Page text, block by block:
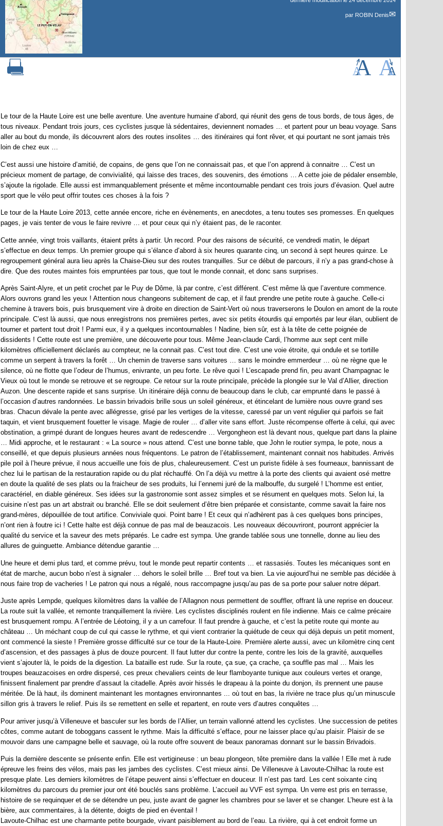
par ROBIN Denis
Le tour de la Haute Loire est une belle aventure. Une aventure humaine d’abord, qui réunit des gens de tous bords, de tous âges, de
tous niveaux. Pendant trois jours, ces cyclistes jusque là sédentaires, deviennent nomades … et partent pour un beau voyage. Sans
aller au bout du monde, ils découvrent alors des routes insolites … des itinéraires qui font rêver, et qui pourtant ne sont jamais très
loin de chez eux …
C’est aussi une histoire d’amitié, de copains, de gens que l’on ne connaissait pas, et que l’on apprend à connaitre … C’est un
précieux moment de partage, de convivialité, qui laisse des traces, des souvenirs, des émotions … A cette joie de pédaler ensemble,
s’ajoute la rigolade. Elle aussi est immanquablement présente et même incontournable pendant ces trois jours d’évasion. Quel autre
sport que le vélo peut offrir toutes ces choses à la fois ?
Le tour de la Haute Loire 2013, cette année encore, riche en évènements, en anecdotes, a tenu toutes ses promesses. En quelques
pages, je vais tenter de vous le faire revivre … et pour ceux qui n’y étaient pas, de le raconter.
Cette année, vingt trois vaillants, étaient prêts à partir. Un record. Pour des raisons de sécurité, ce vendredi matin, le départ
s’effectue en deux temps. Un premier groupe qui s’élance d’abord à six heures quarante cinq, un second à sept heures quinze. Le
regroupement général aura lieu après la Chaise-Dieu sur des routes tranquilles. Sur ce début de parcours, il n’y a pas grand-chose à
dire. Que des routes maintes fois empruntées par tous, que tout le monde connait, et donc sans surprises.
Après Saint-Alyre, et un petit crochet par le Puy de Dôme, là par contre, c’est différent. C’est même là que l’aventure commence.
Alors ouvrons grand les yeux ! Attention nous changeons subitement de cap, et il faut prendre une petite route à gauche. Celle-ci
chemine à travers bois, puis brusquement vire à droite en direction de Saint-Vert où nous traverserons le Doulon en amont de la route
principale. C’est là aussi, que nous enregistrons nos premières pertes, avec six petits étourdis qui emportés par leur élan, oublient de
tourner et partent tout droit ! Parmi eux, il y a quelques incontournables ! Nadine, bien sûr, est à la tête de cette poignée de
dissidents ! Cette route est une première, une découverte pour tous. Même Jean-claude Cardi, l’homme aux sept cent mille
kilomètres officiellement déclarés au compteur, ne la connait pas. C’est tout dire. C’est une voie étroite, qui ondule et se tortille
comme un serpent à travers la forêt … Un chemin de traverse sans voitures … sans le moindre emmerdeur … où ne règne que le
silence, où ne flotte que l’odeur de l’humus, enivrante, un peu forte. Le rêve quoi ! L’escapade prend fin, peu avant Champagnac le
Vieux où tout le monde se retrouve et se regroupe. Ce retour sur la route principale, précède la plongée sur le Val d’Allier, direction
Auzon. Une descente rapide et sans surprise. Un itinéraire déjà connu de beaucoup dans le club, car emprunté dans le passé à
l’occasion d’autres randonnées. Le bassin brivadois brille sous un soleil généreux, et étincelant de lumière nous ouvre grand ses
bras. Chacun dévale la pente avec allégresse, grisé par les vertiges de la vitesse, caressé par un vent régulier qui parfois se fait
taquin, et vient brusquement fouetter le visage. Magie de rouler … d’aller vite sans effort. Juste récompense offerte à celui, qui avec
obstination, a grimpé durant de longues heures avant de redescendre … Vergongheon est là devant nous, quelque part dans la plaine
… Midi approche, et le restaurant : « La source » nous attend. C’est une bonne table, que John le routier sympa, le pote, nous a
conseillé, et que depuis plusieurs années nous fréquentons. Le patron de l’établissement, maintenant connait nos habitudes. Arrivés
pile poil à l’heure prévue, il nous accueille une fois de plus, chaleureusement. C’est un puriste fidèle à ses fourneaux, bannissant de
chez lui le partisan de la restauration rapide ou du plat réchauffé. On l’a déjà vu mettre à la porte des clients qui avaient osé mettre
en doute la qualité de ses plats ou la fraicheur de ses produits, lui l’ennemi juré de la malbouffe, du surgelé ! L’homme est entier,
caractériel, en diable généreux. Ses idées sur la gastronomie sont assez simples et se résument en quelques mots. Selon lui, la
cuisine n’est pas un art abstrait ou branché. Elle se doit seulement d’être bien préparée et consistante, comme savait la faire nos
grand-mères, dépouillée de tout artifice. Conviviale quoi. Point barre ! Et ceux qui n’adhèrent pas à ces quelques bons principes,
n’ont rien à foutre ici ! Cette halte est déjà connue de pas mal de beauzacois. Les nouveaux découvriront, pourront apprécier la
qualité du service et la saveur des mets préparés. Le cadre est sympa. Une grande tablée sous une tonnelle, donne au lieu des
allures de guinguette. Ambiance détendue garantie …
Une heure et demi plus tard, et comme prévu, tout le monde peut repartir contents … et rassasiés. Toutes les mécaniques sont en
état de marche, aucun bobo n’est à signaler … dehors le soleil brille … Bref tout va bien. La vie aujourd’hui ne semble pas décidée à
nous faire trop de vacheries ! Le patron qui nous a régalé, nous raccompagne jusqu’au pas de sa porte pour saluer notre départ.
Juste après Lempde, quelques kilomètres dans la vallée de l’Allagnon nous permettent de souffler, offrant là une reprise en douceur.
La route suit la vallée, et remonte tranquillement la rivière. Les cyclistes disciplinés roulent en file indienne. Mais ce calme précaire
est brusquement rompu. A l’entrée de Léotoing, il y a un carrefour. Il faut prendre à gauche, et c’est la petite route qui monte au
château … Un méchant coup de cul qui casse le rythme, et qui vient contrarier la quiétude de ceux qui déjà depuis un petit moment,
ont commencé la sieste ! Première grosse difficulté sur ce tour de la Haute-Loire. Première alerte aussi, avec un kilomètre cinq cent
d’ascension, et des passages à plus de douze pourcent. Il faut lutter dur contre la pente, contre les lois de la gravité, auxquelles
vient s’ajouter là, le poids de la digestion. La bataille est rude. Sur la route, ça sue, ça crache, ça souffle pas mal … Mais les
troupes beauzacoises en ordre dispersé, ces preux chevaliers ceints de leur flamboyante tunique aux couleurs vertes et orange,
finissent finalement par prendre d’assaut la citadelle. Après avoir hissés le drapeau à la pointe du donjon, ils prennent une pause
méritée. De là haut, ils dominent maintenant les montagnes environnantes ... où tout en bas, la rivière ne trace plus qu’un minuscule
sillon gris à travers le relief. Puis ils se remettent en selle et repartent, en route vers d’autres conquêtes …
Pour arriver jusqu’à Villeneuve et basculer sur les bords de l’Allier, un terrain vallonné attend les cyclistes. Une succession de petites
côtes, comme autant de toboggans cassent le rythme. Mais la difficulté s’efface, pour ne laisser place qu’au plaisir. Plaisir de se
mouvoir dans une campagne belle et sauvage, où la route offre souvent de beaux panoramas donnant sur le bassin Brivadois.
Puis la dernière descente se présente enfin. Elle est vertigineuse : un beau plongeon, tête première dans la vallée ! Elle met à rude
épreuve les freins des vélos, mais pas les jambes des cyclistes. C’est mieux ainsi. De Villeneuve à Lavoute-Chilhac la route est
presque plate. Les derniers kilomètres de l’étape peuvent ainsi s’effectuer en douceur. Il n’est pas tard. Les cent soixante cinq
kilomètres du parcours du premier jour ont été bouclés sans problème. L’accueil au VVF est sympa. Un verre est pris en terrasse,
histoire de se requinquer et de se détendre un peu, juste avant de gagner les chambres pour se laver et se changer. L’heure est à la
bière, aux commentaires, à la détente, doigts de pied en éventail !
Lavoute-Chilhac est une charmante petite bourgade, vivant paisiblement au bord de l’eau. La rivière, qui à cet endroit forme un